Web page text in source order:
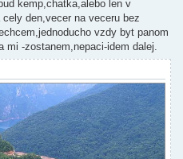
kemp,chatka,alebo len v
den,vecer na veceru bez
vzdy byt panom
-zostanem,nepaci-idem dalej.